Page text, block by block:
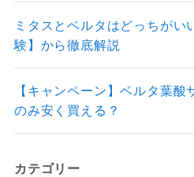
ミタスとベルタはどっちがい
験】から徹底解説
【キャンペーン】ベルタ葉
のみ安く買える？
カテゴリー